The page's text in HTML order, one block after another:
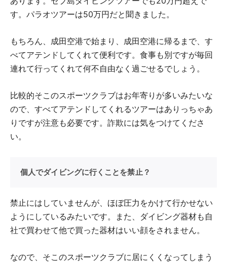
す。パラオツアーは50万円だと聞きました。
もちろん、成田空港で始まり、成田空港に帰るまで、す
べてアテンドしてくれて便利です。食事も別ですが毎回
連れて行ってくれて何不自由なく過ごせるでしょう。
比較的そこのスポーツクラブはお年寄りが多いみたいな
ので、すべてアテンドしてくれるツアーはありっちゃあ
りですが注意も必要です。詐欺には気をつけてくださ
い。
個人でダイビングに行くことを禁止？
禁止にはしていませんが、ほぼ圧力をかけて行かせない
ようにしているみたいです。また、ダイビング器材も自
社で買わせて他で買った器材はいい顔をされません。
なので、そこのスポーツクラブに居にくくなってしまう